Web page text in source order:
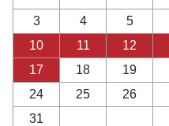
3
4 5
10
11 12
17
18 19
24
25 26
31